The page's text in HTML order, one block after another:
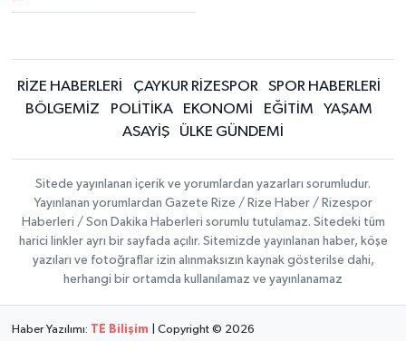
RİZE HABERLERİ ÇAYKUR RİZESPOR
SPOR HABERLERİ
BÖLGEMİZ
POLİTİKA EKONOMİ EĞİTİM
YAŞAM
ASAYİŞ
ÜLKE GÜNDEMİ
Sitede yayınlanan içerik ve yorumlardan yazarları sorumludur.
Yayınlanan yorumlardan Gazete Rize / Rize Haber / Rizespor
Haberleri / Son Dakika Haberleri sorumlu tutulamaz. Sitedeki tüm
harici linkler ayrı bir sayfada açılır. Sitemizde yayınlanan haber, köşe
yazıları ve fotoğraflar izin alınmaksızın kaynak gösterilse dahi,
herhangi bir ortamda kullanılamaz ve yayınlanamaz
Haber Yazılımı: TE Bilişim | Copyright © 2026